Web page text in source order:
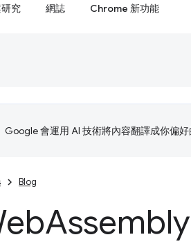
究 網誌 Chrome 新功能
Google 會運用 AI 技術將內容翻譯成你偏好
Blog